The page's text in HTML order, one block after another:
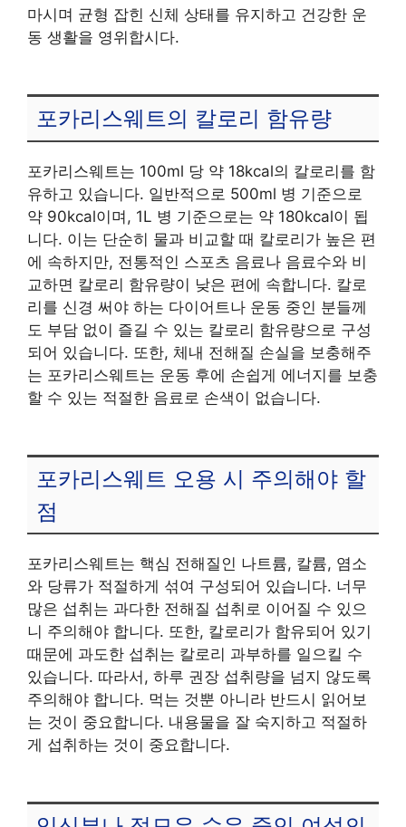
마시며 균형 잡힌 신체 상태를 유지하고 건강한 운
동 생활을 영위합시다.
포카리스웨트의 칼로리 함유량
포카리스웨트는 100ml 당 약 18kcal의 칼로리를 함
유하고 있습니다. 일반적으로 500ml 병 기준으로
약 90kcal이며, 1L 병 기준으로는 약 180kcal이 됩
니다. 이는 단순히 물과 비교할 때 칼로리가 높은 편
에 속하지만, 전통적인 스포츠 음료나 음료수와 비
교하면 칼로리 함유량이 낮은 편에 속합니다. 칼로
리를 신경 써야 하는 다이어트나 운동 중인 분들께
도 부담 없이 즐길 수 있는 칼로리 함유량으로 구성
되어 있습니다. 또한, 체내 전해질 손실을 보충해주
는 포카리스웨트는 운동 후에 손쉽게 에너지를 보충
할 수 있는 적절한 음료로 손색이 없습니다.
포카리스웨트 오용 시 주의해야 할
점
포카리스웨트는 핵심 전해질인 나트륨, 칼륨, 염소
와 당류가 적절하게 섞여 구성되어 있습니다. 너무
많은 섭취는 과다한 전해질 섭취로 이어질 수 있으
니 주의해야 합니다. 또한, 칼로리가 함유되어 있기
때문에 과도한 섭취는 칼로리 과부하를 일으킬 수
있습니다. 따라서, 하루 권장 섭취량을 넘지 않도록
주의해야 합니다. 먹는 것뿐 아니라 반드시 읽어보
는 것이 중요합니다. 내용물을 잘 숙지하고 적절하
게 섭취하는 것이 중요합니다.